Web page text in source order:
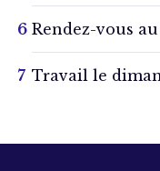
Rendez-vous
Travail le